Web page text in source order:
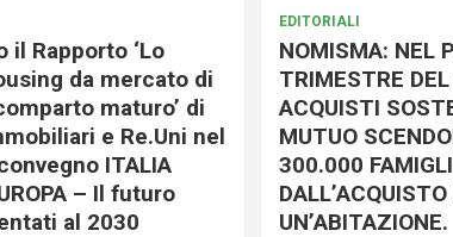
il Rapporto ‘Lo
da mercato di
maturo’ di
e Re.Uni nel
ITALIA
– Il futuro
al 2030
EDITORIALI
NOMISMA: NEL
TRIMESTRE
ACQUISTI
MUTUO
300.000
DALL’ACQUISTO
UN’ABITAZIONE.